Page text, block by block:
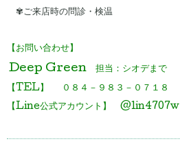
✾ご来店時の問診・検温
【お問い合わせ】
Deep Green 担当：シオデまで
【TEL】 ０８４－９８３－０７１８
【Line公式アカウント】 @lin4707w